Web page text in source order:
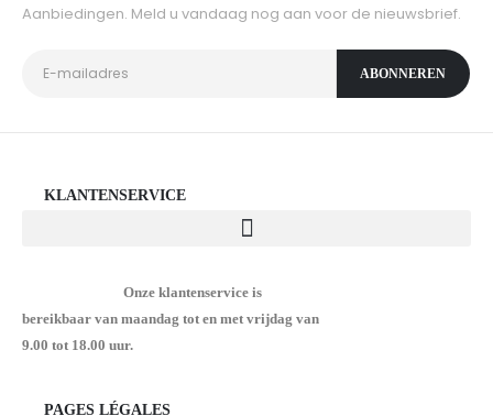
Aanbiedingen. Meld u vandaag nog aan voor de nieuwsbrief.
KLANTENSERVICE
Onze klantenservice is
bereikbaar van maandag tot en met vrijdag van
9.00 tot 18.00 uur.
PAGES LÉGALES